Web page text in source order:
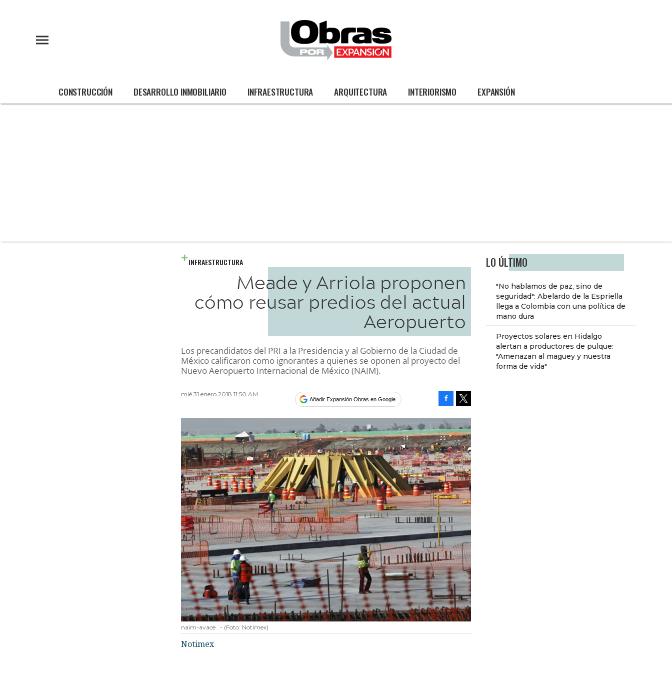
CONSTRUCCIÓN DESARROLLO INMOBILIARIO INFRAESTRUCTURA ARQUITECTURA INTERIORISMO EXPANSIÓN
LO ÚLTIMO
"No hablamos de paz, sino de
seguridad": Abelardo de la Espriella
llega a Colombia con una política de
mano dura
Proyectos solares en Hidalgo
alertan a productores de pulque:
"Amenazan al maguey y nuestra
forma de vida"
INFRAESTRUCTURA
Meade y Arriola proponen
cómo reusar predios del actual
Aeropuerto
Los precandidatos del PRI a la Presidencia y al Gobierno de la Ciudad de
México calificaron como ignorantes a quienes se oponen al proyecto del
Nuevo Aeropuerto Internacional de México (NAIM).
mié 31 enero 2018 11:50 AM
Añadir Expansión Obras en Google
naim-avace - (Foto: Notimex)
Notimex